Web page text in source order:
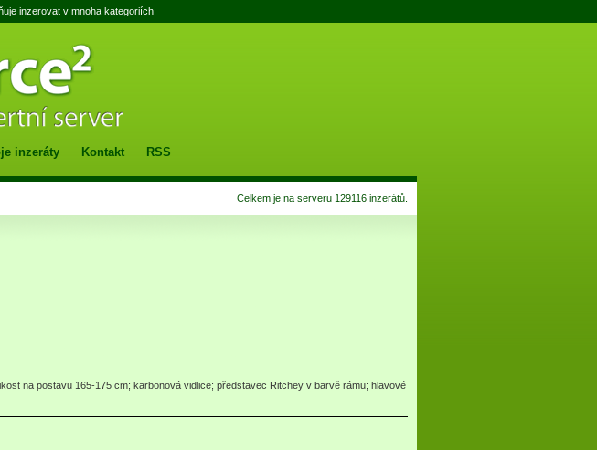
inzerovat v mnoha kategoriích
inzeráty Kontakt RSS
Celkem je na serveru 129116 inzerátů.
na postavu 165-175 cm; karbonová vidlice; představec Ritchey v barvě rámu; hlavové